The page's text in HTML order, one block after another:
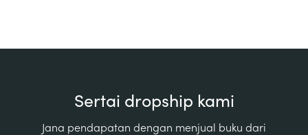
Sertai dropship kami
Jana pendapatan dengan menjual buku dari